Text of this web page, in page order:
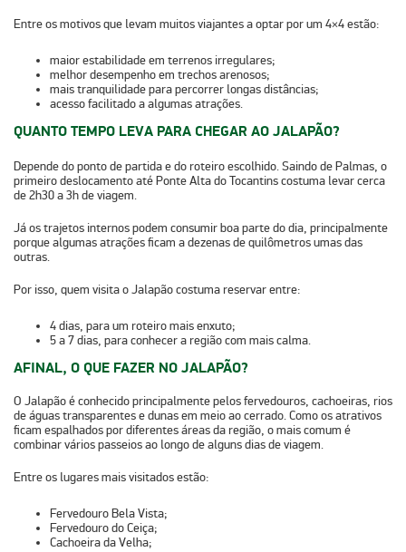
Entre os motivos que levam muitos viajantes a optar por um 4×4 estão:
maior estabilidade em terrenos irregulares;
melhor desempenho em trechos arenosos;
mais tranquilidade para percorrer longas distâncias;
acesso facilitado a algumas atrações.
QUANTO TEMPO LEVA PARA CHEGAR AO JALAPÃO?
Depende do ponto de partida e do roteiro escolhido. Saindo de Palmas, o
primeiro deslocamento até Ponte Alta do Tocantins costuma levar cerca
de2h30 a 3h de viagem.
Já os trajetos internos podem consumir boa parte do dia, principalmente
porque algumas atrações ficam a dezenas de quilômetros umas das
outras.
Por isso, quem visita o Jalapão costuma reservar entre:
4 dias, para um roteiro mais enxuto;
5 a 7 dias, para conhecer a região com mais calma.
AFINAL, O QUE FAZER NO JALAPÃO?
O Jalapão é conhecido principalmente pelosfervedouros, cachoeiras, rios
de águas transparentes e dunas em meio ao cerrado. Como os atrativos
ficam espalhados por diferentes áreas da região, o mais comum é
combinar vários passeios ao longo de alguns dias de viagem.
Entre os lugares mais visitados estão:
Fervedouro Bela Vista;
Fervedouro do Ceiça;
Cachoeira da Velha;